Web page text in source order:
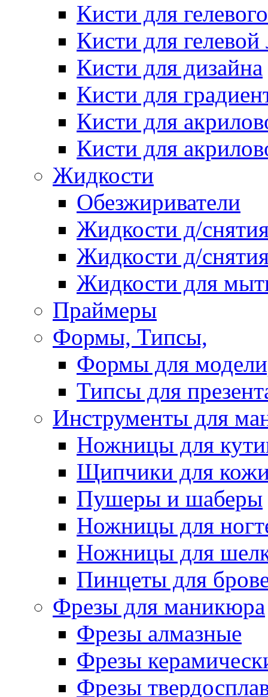
Кисти для
Кисти для гелевой
Кисти для дизайна
Кисти для
Кисти для
Кисти для
Жидкости
Обезжириватели
Жидкости д/
Жидкости д/
Жидкости для
Праймеры
Формы, Типсы,
Формы для
Типсы для
Инструменты для
Ножницы для
Щипчики для
Пушеры и шаберы
Ножницы для
Ножницы для
Пинцеты для
Фрезы для маникюра
Фрезы алмазные
Фрезы
Фрезы